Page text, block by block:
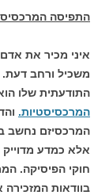
התפיסה
איני מכיר את
משכיל ורחב
התודעתית שלו
המרכסיסטיות.
המרכסיזם נחשב
אלא כמדע
חוקי הפיסיקה.
בוודאות